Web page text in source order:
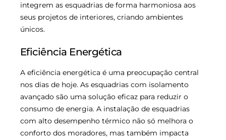
integrem as esquadrias de forma harmoniosa aos
seus projetos de interiores, criando ambientes
únicos.
Eficiência Energética
A eficiência energética é uma preocupação central
nos dias de hoje. As esquadrias com isolamento
avançado são uma solução eficaz para reduzir o
consumo de energia. A instalação de esquadrias
com alto desempenho térmico não só melhora o
conforto dos moradores, mas também impacta